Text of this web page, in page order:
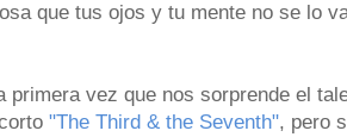
que tus ojos y tu mente no se lo
primera vez que nos sorprende el
"The Third & the Seventh", pero